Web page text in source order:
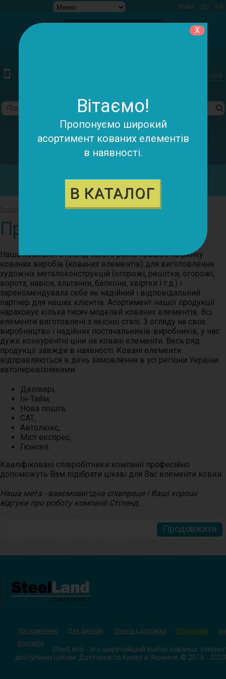
Мова: RU UA
(097) 220-79-78 (095) 055-98-05
Зворотній
У кошику:
0 товарів - 0.00 грн.
Категорії
Про компанію
Про компанію
Наша компанія Стіленд багато років працює на ринку
кованих виробів (кованих елементів) для виготовлення
художніх металоконструкцій (огорожі, решітки, огорожі,
ворота, навіси, альтанки, балкони, хвіртки і т.д.) і
зарекомендувала себе як надійний і відповідальний
партнер для наших клієнтів. Асортимент нашої продукції
нараховує кілька тисяч моделей кованих елементів. Всі
елементи виготовлені з якісної сталі. З огляду на своє
виробництво і надійних постачальників-виробників, у нас
дуже конкурентні ціни на ковані елементи. Весь ряд
продукції завжди в наявності. Ковані елементи
відправляються в день замовлення в усі регіони України
автоперевізниками:
Делівері,
Ін-Тайм,
Нова пошта,
САТ,
Автолюкс,
Міст експрес,
Гюнсел.
Кваліфіковані співробітники компанії професійно
допоможуть Вам підібрати цікаві для Вас елементи ковки.
Наша мета - взаємовигідна співпраця і Ваші хороші
відгуки про роботу компанії Стіленд.
Продовжити
Про компанію Для дилерів Оплата і доставка Спеціальні
Контакти
SteelLand - это широчайший выбор кованых
доступным ценам. Доставка по Киеву и Украине. © 2016 - 2023
X
Вітаємо!
Пропонуємо широкий
асортимент кованих елементів
в наявності.
В КАТАЛОГ